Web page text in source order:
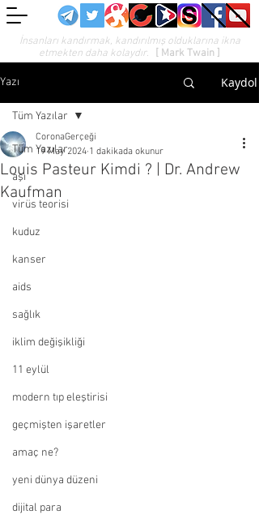
İnsanları kandırmak, kandırılmış olduklarına ikna
etmekten daha kolaydır.
[ Mark Twain ]
Yazı Kaydol
Tüm Yazılar
aşı
virüs teorisi
kuduz
kanser
aids
sağlık
iklim değişikliği
11 eylül
modern tıp eleştirisi
geçmişten işaretler
amaç ne?
yeni dünya düzeni
dijital para
Tüm Yazılar
Louis Pasteur Kimdi ? | Dr. Andrew
Kaufman
CoronaGerçeği
19 May 2024 1 dakikada okunur